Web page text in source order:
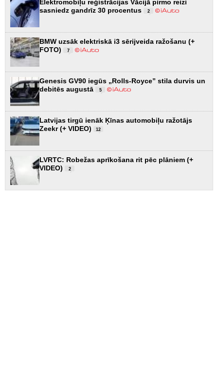
Elektromobiļu reģistrācijas Vācijā pirmo reizi
sasniedz gandrīz 30 procentus
2
BMW uzsāk elektriskā i3 sērijveida ražošanu (+
FOTO)
7
Genesis GV90 iegūs „Rolls-Royce” stila durvis un
debitēs augustā
5
Latvijas tirgū ienāk Ķīnas automobiļu ražotājs
Zeekr (+ VIDEO)
12
LVRTC: Robežas aprīkošana rit pēc plāniem (+
VIDEO)
2